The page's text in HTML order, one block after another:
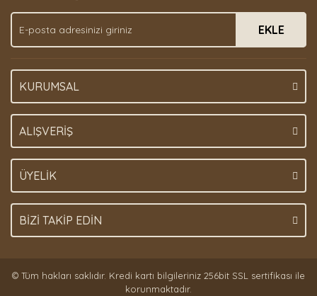
Ürün fiyatı diğer sitelerden daha pahalı.
Bu ürüne benzer farklı alternatifler olmalı.
EKLE
KURUMSAL
ALIŞVERİŞ
ÜYELİK
BİZİ TAKİP EDİN
© Tüm hakları saklıdır. Kredi kartı bilgileriniz 256bit SSL sertifikası ile
korunmaktadır.